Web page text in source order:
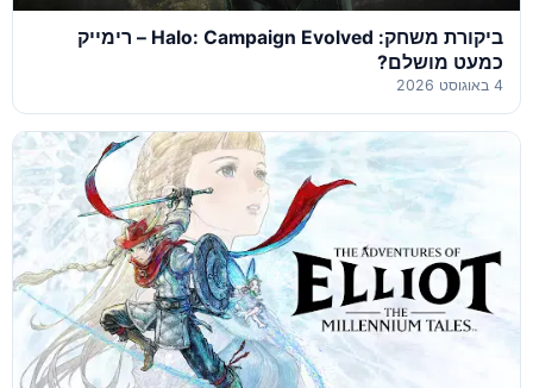
ביקורת משחק: Halo: Campaign Evolved – רימייק
כמעט מושלם?
4 באוגוסט 2026